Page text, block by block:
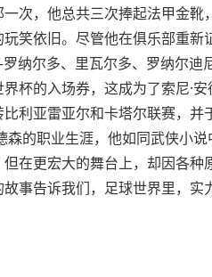
次，他总共三次捧起法甲金靴
笑依旧。尽管他在俱乐部重
纳尔多、里瓦尔多、罗纳尔迪
杯的入场券，这成为了索尼·安
利亚雷亚尔和卡塔尔联赛，并
森的职业生涯，他如同武侠小
但在更宏大的舞台上，却因各
事告诉我们，足球世界里，实